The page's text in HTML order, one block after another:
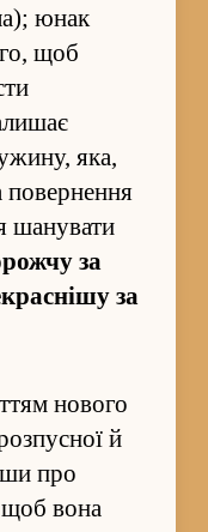
юнак
щоб
яка,
поверне­ння
шанувати
за
за
нового
й
про
щоб вона